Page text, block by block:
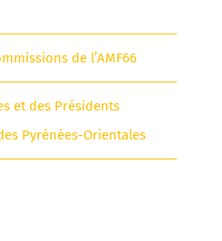
de l’AMF66
et des Présidents
Pyrénées-Orientales